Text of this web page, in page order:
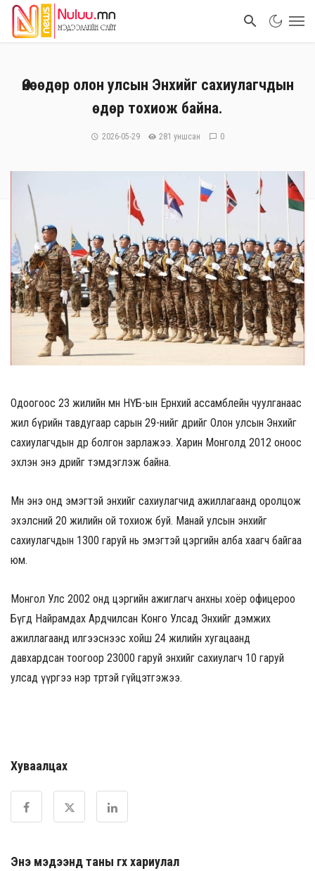
Өнөөдөр олон улсын Энхийг сахиулагчдын
өдөр тохиож байна.
2026-05-29 281 уншсан 0
Одоогоос 23 жилийн өмнө НҮБ-ын Ерөнхий ассамблейн чуулганаас
жил бүрийн тавдугаар сарын 29-нийг өдрийг Олон улсын Энхийг
сахиулагчдын өдөр болгон зарлажээ. Харин Монголд 2012 оноос
эхлэн энэ өдрийг тэмдэглэж байна.
Мөн энэ онд эмэгтэй энхийг сахиулагчид ажиллагаанд оролцож
эхэлсний 20 жилийн ой тохиож буй. Манай улсын энхийг
сахиулагчдын 1300 гаруй нь эмэгтэй цэргийн алба хаагч байгаа
юм.
Монгол Улс 2002 онд цэргийн ажиглагч анхны хоёр офицероо
Бүгд Найрамдах Ардчилсан Конго Улсад Энхийг дэмжих
ажиллагаанд илгээснээс хойш 24 жилийн хугацаанд
давхардсан тоогоор 23000 гаруй энхийг сахиулагч 10 гаруй
улсад үүргээ нэр төртэй гүйцэтгэжээ.
Хуваалцах
Энэ мэдээнд таны өгөх хариулал